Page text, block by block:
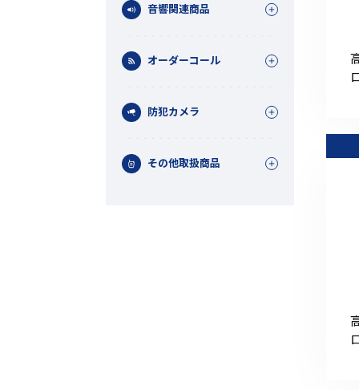
音響関連商品
オーダーコール
防犯カメラ
その他取扱商品